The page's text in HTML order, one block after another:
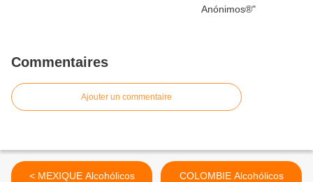
Commentaires
Ajouter un commentaire
< MEXIQUE Alcohólicos
COLOMBIE Alcohólicos